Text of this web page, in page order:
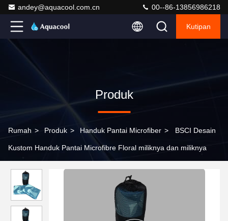
andey@aquacool.com.cn 00--86-13856986218
Kutipan
Produk
Rumah > Produk > Handuk Pantai Microfiber > BSCI Desain
Kustom Handuk Pantai Microfibre Floral miliknya dan miliknya